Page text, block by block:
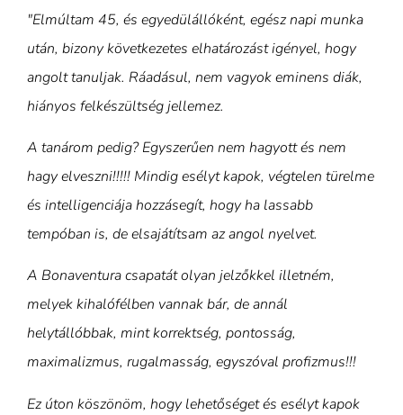
"Elmúltam 45, és egyedülállóként, egész napi munka
után, bizony következetes elhatározást igényel, hogy
angolt tanuljak. Ráadásul, nem vagyok eminens diák,
hiányos felkészültség jellemez.
A tanárom pedig? Egyszerűen nem hagyott és nem
hagy elveszni!!!!! Mindig esélyt kapok, végtelen türelme
és intelligenciája hozzásegít, hogy ha lassabb
tempóban is, de elsajátítsam az angol nyelvet.
A Bonaventura csapatát olyan jelzőkkel illetném,
melyek kihalófélben vannak bár, de annál
helytállóbbak, mint korrektség, pontosság,
maximalizmus, rugalmasság, egyszóval profizmus!!!
Ez úton köszönöm, hogy lehetőséget és esélyt kapok